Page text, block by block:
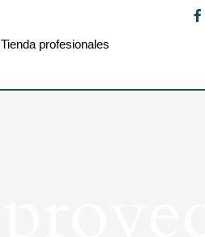
Tienda profesionales